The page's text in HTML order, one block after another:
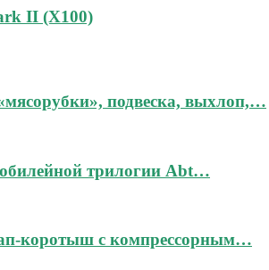
II (Х100)
подвеска, выхлоп,…
трилогии Abt…
коротыш с компрессорным…